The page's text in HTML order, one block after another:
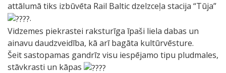
attālumā tiks izbūvēta Rail Baltic dzelzceļa stacija “Tūja”
.
Vidzemes piekrastei raksturīga īpaši liela dabas un
ainavu daudzveidība, kā arī bagāta kultūrvēsture.
Šeit sastopamas gandrīz visu iespējamo tipu pludmales,
stāvkrasti un kāpas